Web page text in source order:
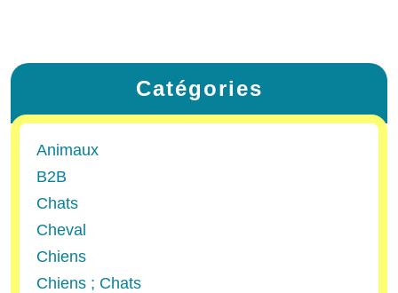
Catégories
Animaux
B2B
Chats
Cheval
Chiens
Chiens ; Chats